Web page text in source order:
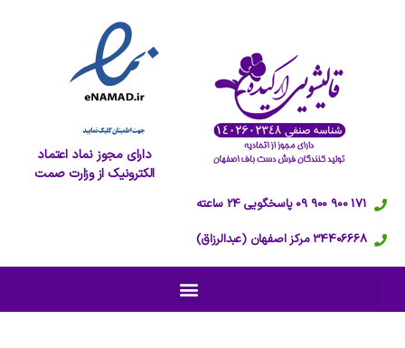
دارای مجوز نماد اعتماد
الکترونیک از وزارت صمت
171 900 900 09 پاسخگویی 24 ساعته
34406668 مرکز اصفهان (عبدالرزاق)